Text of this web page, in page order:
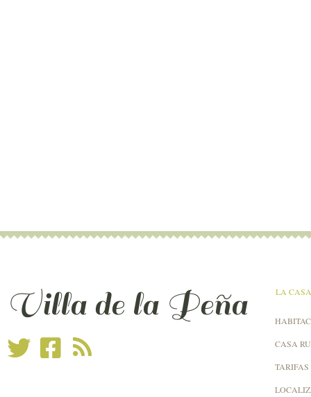
Villa de la Peña LA CASA
CASA
TARIFAS